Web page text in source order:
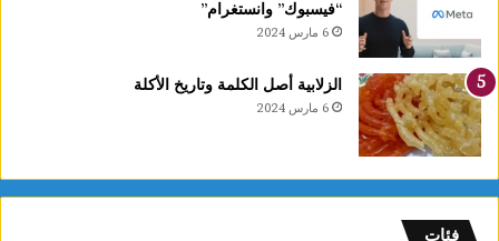
“فيسبوك” وانستغرام”
6 مارس 2024
الزلابية أصل الكلمة وتاريخ الأكلة
6 مارس 2024
فئات